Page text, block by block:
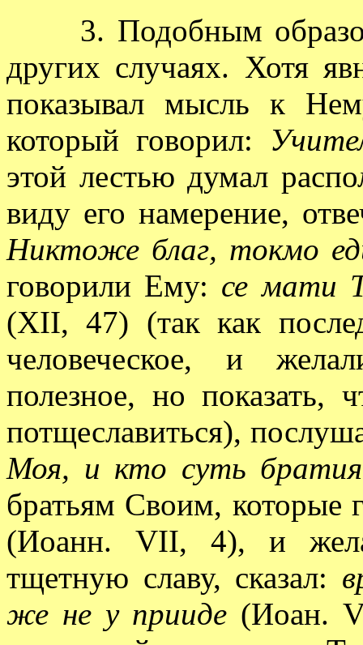
3. Подобным образом
других случаях. Хотя
показывал мысль к
который говорил:
этой лестью думал
виду его намерение,
Никтоже благ, токмо
говорили Ему: се мати
(XII, 47) (так как
человеческое, и
полезное, но
потщеславиться),
Моя, и кто суть
братьям Своим, которые
(Иоанн. VII, 4), и
тщетную славу, сказал:
же не у прииде (Иоан.